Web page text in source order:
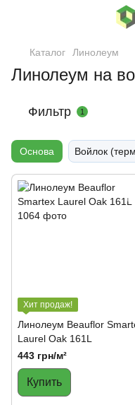
Каталог Линолеум
Линолеум на
Фильтр 1
Основа Войлок
Хит продаж!
Линолеум Beauflor
Laurel Oak 161L
443 грн/м²
Купить